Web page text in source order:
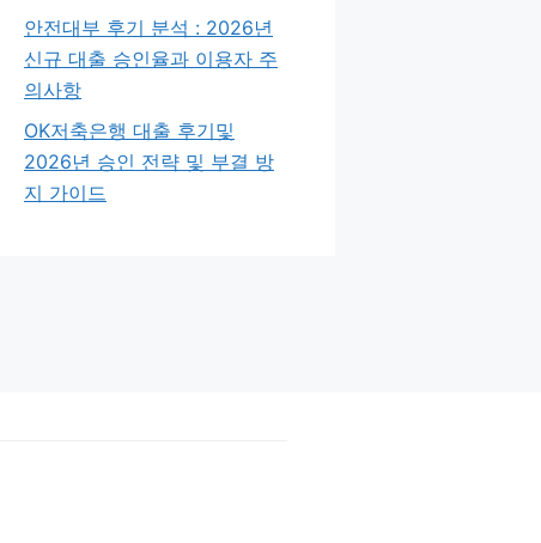
안전대부 후기 분석 : 2026년
신규 대출 승인율과 이용자 주
의사항
OK저축은행 대출 후기및
2026년 승인 전략 및 부결 방
지 가이드